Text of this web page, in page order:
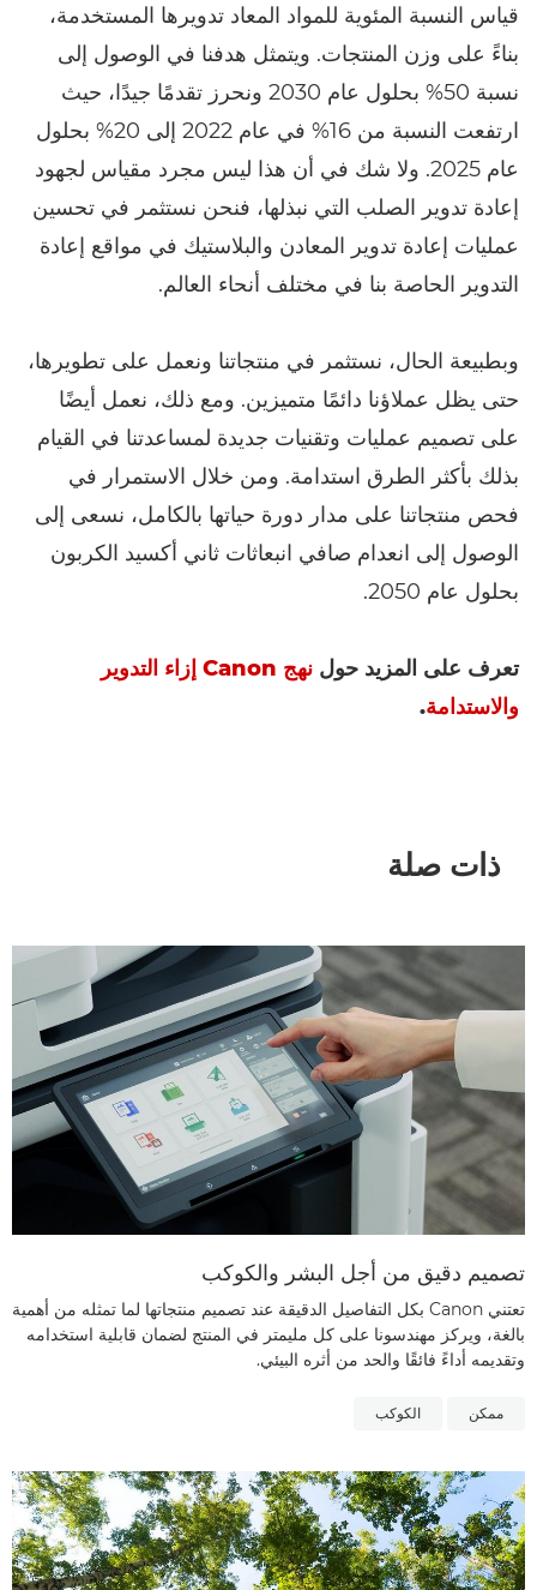
قياس النسبة المئوية للمواد المعاد تدويرها المستخدمة،
بناءً على وزن المنتجات. ويتمثل هدفنا في الوصول إلى
نسبة 50% بحلول عام 2030 ونحرز تقدمًا جيدًا، حيث
ارتفعت النسبة من 16% في عام 2022 إلى 20% بحلول
عام 2025. ولا شك في أن هذا ليس مجرد مقياس لجهود
إعادة تدوير الصلب التي نبذلها، فنحن نستثمر في تحسين
عمليات إعادة تدوير المعادن والبلاستيك في مواقع إعادة
التدوير الحاصة بنا في مختلف أنحاء العالم.
وبطبيعة الحال، نستثمر في منتجاتنا ونعمل على تطويرها،
حتى يظل عملاؤنا دائمًا متميزين. ومع ذلك، نعمل أيضًا
على تصميم عمليات وتقنيات جديدة لمساعدتنا في القيام
بذلك بأكثر الطرق استدامة. ومن خلال الاستمرار في
فحص منتجاتنا على مدار دورة حياتها بالكامل، نسعى إلى
الوصول إلى انعدام صافي انبعاثات ثاني أكسيد الكربون
بحلول عام 2050.
تعرف على المزيد حول
نهج Canon إزاء التدوير
والاستدامة.
ذات صلة
تصميم دقيق من أجل البشر والكوكب
تعتني Canon بكل التفاصيل الدقيقة عند تصميم منتجاتها لما تمثله من أهمية
بالغة، ويركز مهندسونا على كل مليمتر في المنتج لضمان قابلية استخدامه
وتقديمه أداءً فائقًا والحد من أثره البيئي.
ممكن الكوكب